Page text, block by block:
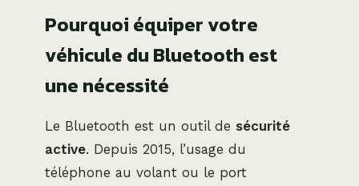
Pourquoi équiper votre
véhicule du Bluetooth est
une nécessité
Le Bluetooth est un outil de sécurité
active. Depuis 2015, l’usage du
téléphone au volant ou le port